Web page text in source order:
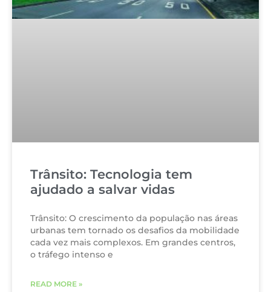
Trânsito: Tecnologia tem
ajudado a salvar vidas
Trânsito: O crescimento da população nas áreas
urbanas tem tornado os desafios da mobilidade
cada vez mais complexos. Em grandes centros,
o tráfego intenso e
READ MORE »